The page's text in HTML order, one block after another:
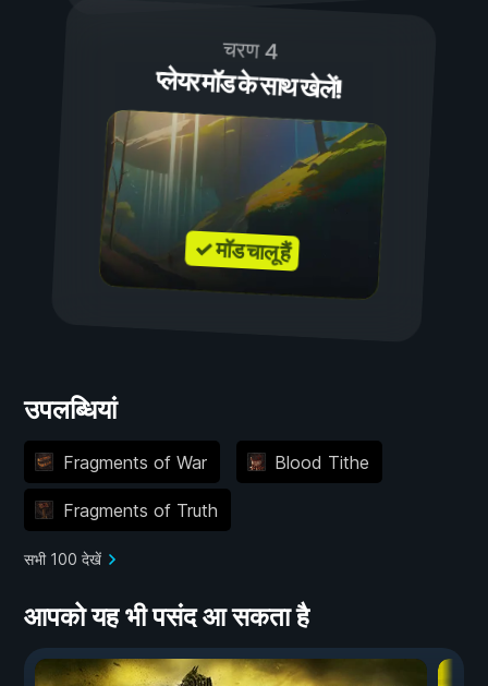
चरण 4
प्लेयर मॉड के साथ खेलें!
✓ मॉड चालू हैं
उपलब्धियां
Fragments of War Blood Tithe
Fragments of Truth
सभी 100 देखें
आपको यह भी पसंद आ सकता है